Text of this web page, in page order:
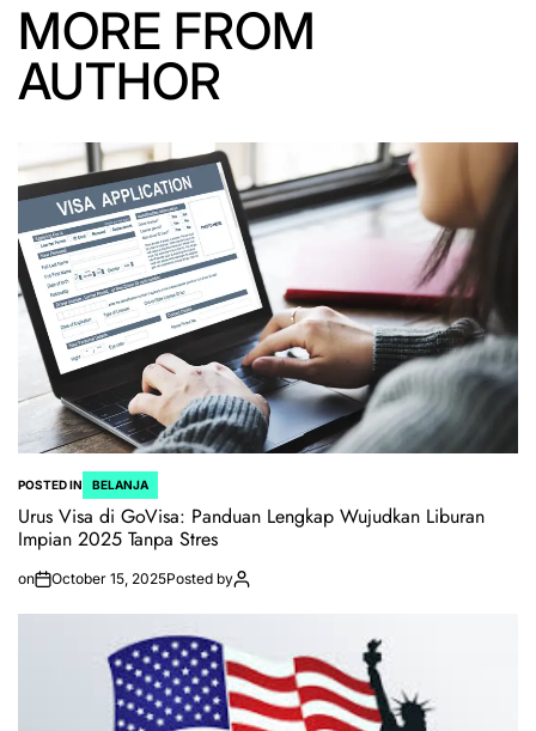
MORE FROM
AUTHOR
POSTED IN BELANJA
Urus Visa di GoVisa: Panduan Lengkap Wujudkan Liburan
Impian 2025 Tanpa Stres
on October 15, 2025Posted by